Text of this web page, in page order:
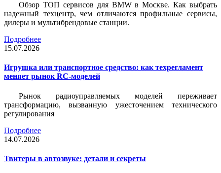
Обзор ТОП сервисов для BMW в Москве. Как выбрать
надежный техцентр, чем отличаются профильные сервисы,
дилеры и мультибрендовые станции.
Подробнее
15.07.2026
Игрушка или транспортное средство: как техрегламент
меняет рынок RC-моделей
Рынок радиоуправляемых моделей переживает
трансформацию, вызванную ужесточением технического
регулирования
Подробнее
14.07.2026
Твитеры в автозвуке: детали и секреты